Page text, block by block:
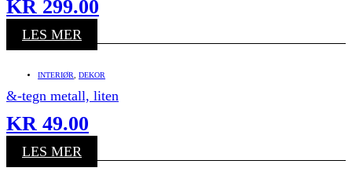
KR 299.00
LES MER
INTERIØR DEKOR
&-tegn metall, liten
KR 49.00
LES MER